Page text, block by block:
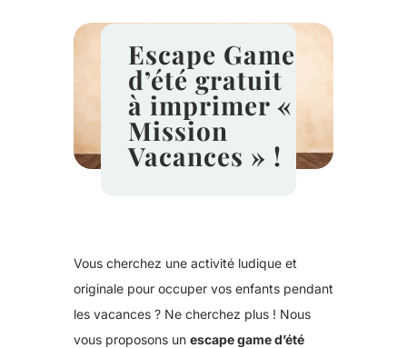
Escape Game
d’été gratuit
à imprimer «
Mission
Vacances » !
Vous cherchez une activité ludique et
originale pour occuper vos enfants pendant
les vacances ? Ne cherchez plus ! Nous
vous proposons un escape game d’été